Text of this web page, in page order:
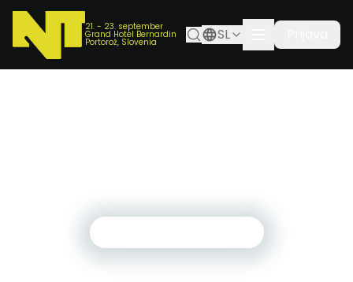
21. - 23. september
Grand Hotel Bernardin
Portorož, Slovenia SL